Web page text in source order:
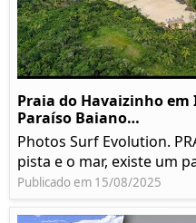
Praia do Havaizinho
Paraíso Baiano…
Photos Surf Evolution.
pista e o mar, existe um
Publicado em 15/08/2025